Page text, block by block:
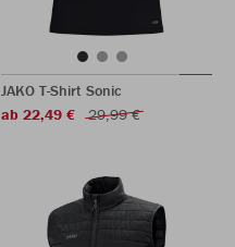
JAKO T-Shirt Sonic
ab 22,49 €
29,99 €